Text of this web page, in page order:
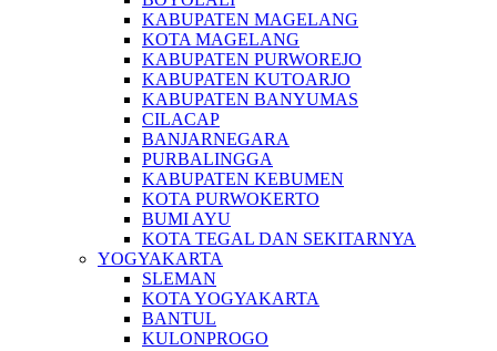
KABUPATEN MAGELANG
KOTA MAGELANG
KABUPATEN PURWOREJO
KABUPATEN KUTOARJO
KABUPATEN BANYUMAS
CILACAP
BANJARNEGARA
PURBALINGGA
KABUPATEN KEBUMEN
KOTA PURWOKERTO
BUMI AYU
KOTA TEGAL DAN SEKITARNYA
YOGYAKARTA
SLEMAN
KOTA YOGYAKARTA
BANTUL
KULONPROGO